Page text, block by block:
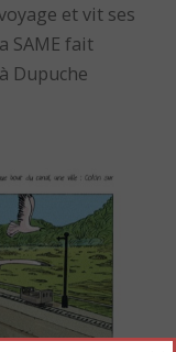
et vit ses
SAME fait
Dupuche